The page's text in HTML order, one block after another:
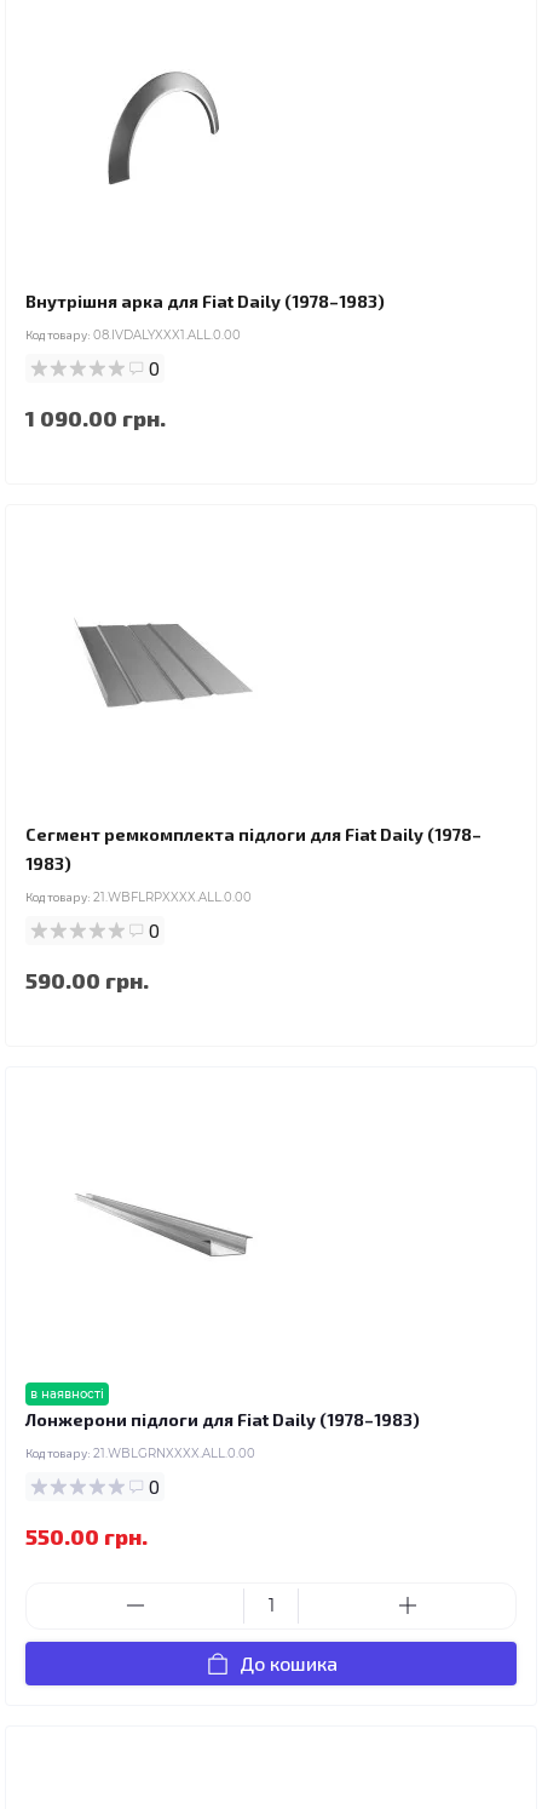
Внутрішня арка для Fiat Daily (1978–1983)
Код товару: 08.IVDALYXXX1.ALL.0.00
0
1 090.00 грн.
Сегмент ремкомплекта підлоги для Fiat Daily (1978–
1983)
Код товару: 21.WBFLRPXXXX.ALL.0.00
0
590.00 грн.
в наявності
Лонжерони підлоги для Fiat Daily (1978–1983)
Код товару: 21.WBLGRNXXXX.ALL.0.00
0
550.00 грн.
До кошика